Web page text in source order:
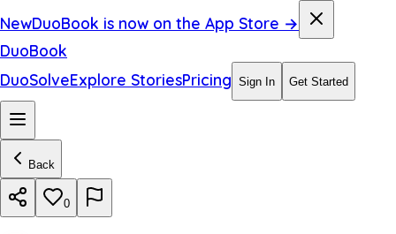
NewDuoBook is now on the App Store →
DuoBook
DuoSolveExplore StoriesPricing Sign In Get Started
Back
0